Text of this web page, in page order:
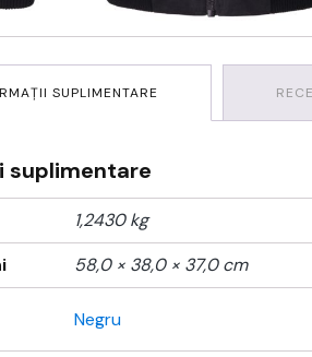
SUPLIMENTARE
suplimentare
1,2430 kg
58,0 × 38,0 × 37,0 cm
Negru